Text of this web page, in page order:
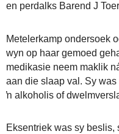
en perdalks Barend J
Metelerkamp ondersoek
wyn op haar gemoed
medikasie neem maklik
aan die slaap val. Sy
ŉ alkoholis of
Eksentriek was sy